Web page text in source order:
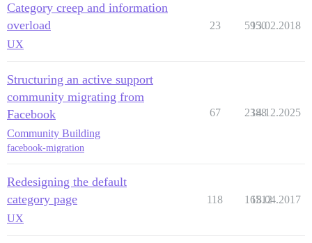
Category creep and information
overload
UX
23 5950
13.02.2018
Structuring an active support
community migrating from
Facebook
Community Building
facebook-migration
67 2388
14.12.2025
Redesigning the default
category page
UX
118 16512
18.04.2017